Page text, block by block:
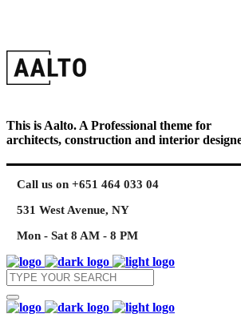
This is Aalto. A Professional theme for
architects, construction and interior
Call us on +651 464 033 04
531 West Avenue, NY
Mon - Sat 8 AM - 8 PM